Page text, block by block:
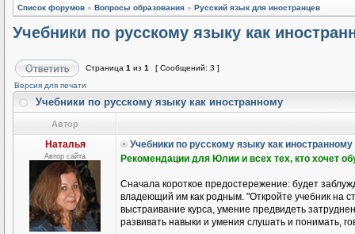
Список форумов » Вопросы образования » Русский язык для иностранцев
Учебники по русскому языку как
Страница 1 из 1
[ Сообщений: 3 ]
Версия для печати
Учебники по русскому языку как иностранному
Автор
Наталья
Автор сайта
Учебники по русскому языку как иностранному
Рекомендации для Юлии и всех тех, кто хочет
Сначала короткое предостережение: будет
владеющий им как родным. "Откройте учебник на
выстраивание курса, умение предвидеть
развивать навыки и умения слушать и понимать,